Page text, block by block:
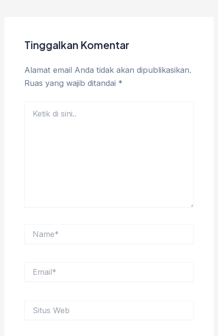
Tinggalkan Komentar
Alamat email Anda tidak akan dipublikasikan.
Ruas yang wajib ditandai *
Web